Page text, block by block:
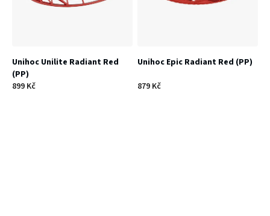
Unihoc Unilite Radiant Red
(PP)
899 Kč
Unihoc Epic Radiant Red (PP)
879 Kč